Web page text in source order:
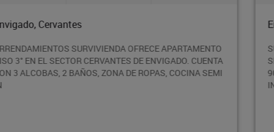
Envigado, Los Naranjos
SURVIVIENDA ARRENDAMIENTOS ARRIENDA APTO
SEGUNDO PISO EN BARRIO LOS NARANJOS MUY AMPLIO,
90MTS QUE CONSTAN DE 3 HAB, 2BAÑOS, COCINA